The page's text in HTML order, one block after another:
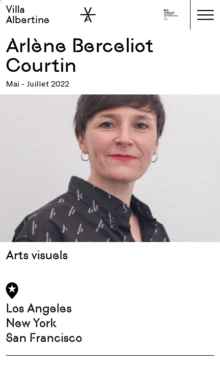
Skip to main
Skip to sidebar
Villa
Albertine
Arlène Berceliot
Courtin
Mai - Juillet 2022
Arts visuels
Los Angeles
New York
San Francisco